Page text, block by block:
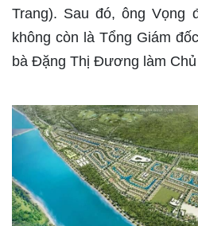
Trang). Sau đó, ông Vọng
không còn là Tổng Giám
bà Đặng Thị Đương làm